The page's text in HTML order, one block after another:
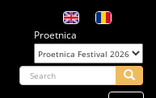
Proetnica